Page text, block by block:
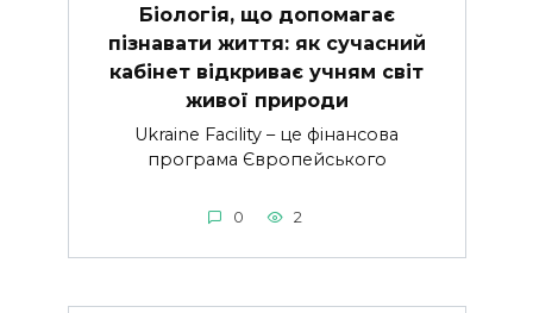
Біологія, що допомагає
пізнавати життя: як сучасний
кабінет відкриває учням світ
живої природи
Ukraine Facility – це фінансова
програма Європейського
0 2